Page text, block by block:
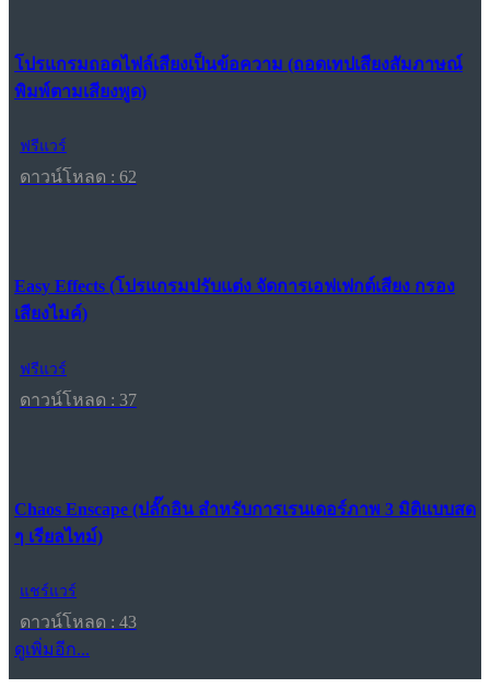
โปรแกรมถอดไฟล์เสียงเป็นข้อความ (ถอดเทปเสียงสัมภาษณ์
พิมพ์ตามเสียงพูด)
ฟรีแวร์
ดาวน์โหลด : 62
Easy Effects (โปรแกรมปรับแต่ง จัดการเอฟเฟกต์เสียง กรอง
เสียงไมค์)
ฟรีแวร์
ดาวน์โหลด : 37
Chaos Enscape (ปลั๊กอิน สำหรับการเรนเดอร์ภาพ 3 มิติแบบสด
ๆ เรียลไทม์)
แชร์แวร์
ดาวน์โหลด : 43
ดูเพิ่มอีก...